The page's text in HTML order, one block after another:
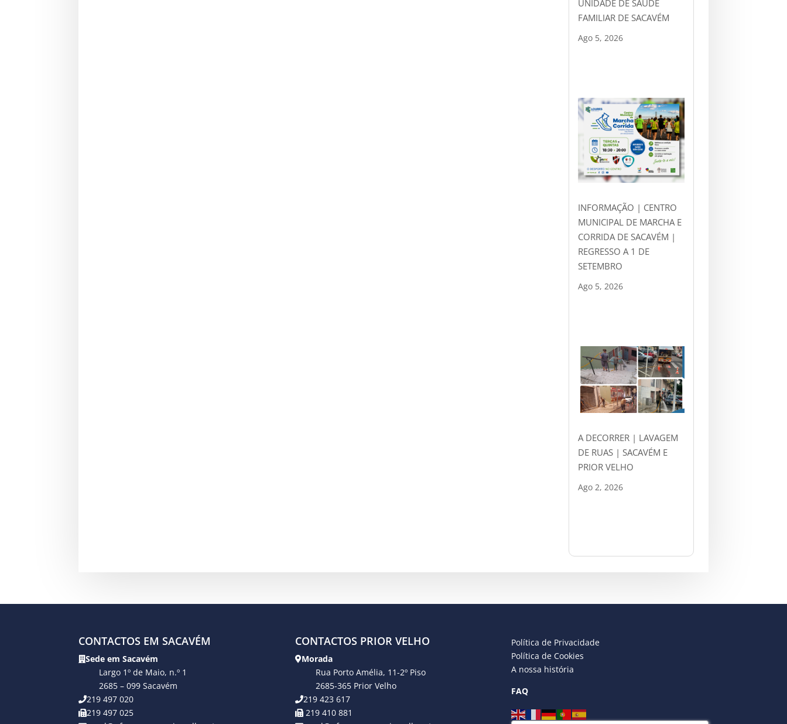
UNIDADE DE SAÚDE
FAMILIAR DE SACAVÉM
Ago 5, 2026
INFORMAÇÃO | CENTRO
MUNICIPAL DE MARCHA E
CORRIDA DE SACAVÉM |
REGRESSO A 1 DE
SETEMBRO
Ago 5, 2026
A DECORRER | LAVAGEM
DE RUAS | SACAVÉM E
PRIOR VELHO
Ago 2, 2026
CONTACTOS EM SACAVÉM
Sede em Sacavém
Largo 1º de Maio, n.º 1
2685 – 099 Sacavém
219 497 020
219 497 025
CONTACTOS PRIOR VELHO
Morada
Rua Porto Amélia, 11-2º Piso
2685-365 Prior Velho
219 423 617
219 410 881
Política de Privacidade
Política de Cookies
A nossa história
FAQ